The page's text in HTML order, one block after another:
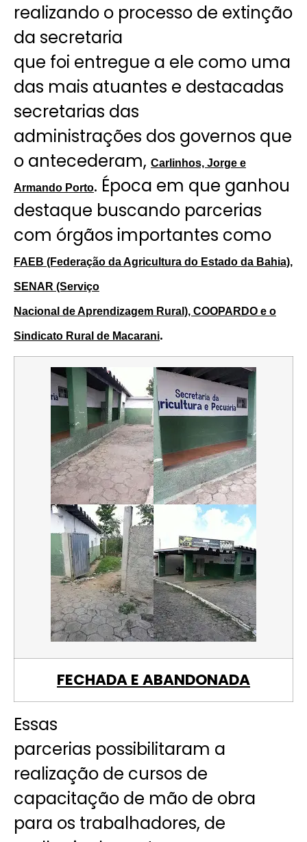
realizando o processo de extinção
da secretaria
que foi entregue a ele como uma
das mais atuantes e destacadas
secretarias das
administrações dos governos que
o antecederam, Carlinhos, Jorge e
Armando Porto. Época em que ganhou
destaque buscando parcerias
com órgãos importantes como
FAEB (Federação da Agricultura do Estado da Bahia),
SENAR (Serviço
Nacional de Aprendizagem Rural), COOPARDO e o
Sindicato Rural de Macarani.
FECHADA E ABANDONADA
Essas
parcerias possibilitaram a
realização de cursos de
capacitação de mão de obra
para os trabalhadores, de